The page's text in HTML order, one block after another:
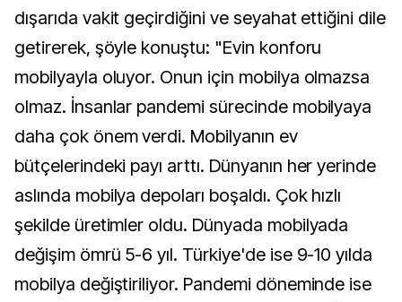
dışarıda vakit geçirdiğini ve seyahat ettiğini dile
getirerek, şöyle konuştu: "Evin konforu
mobilyayla oluyor. Onun için mobilya olmazsa
olmaz. İnsanlar pandemi sürecinde mobilyaya
daha çok önem verdi. Mobilyanın ev
bütçelerindeki payı arttı. Dünyanın her yerinde
aslında mobilya depoları boşaldı. Çok hızlı
şekilde üretimler oldu. Dünyada mobilyada
değişim ömrü 5-6 yıl. Türkiye'de ise 9-10 yılda
mobilya değiştiriliyor. Pandemi döneminde ise